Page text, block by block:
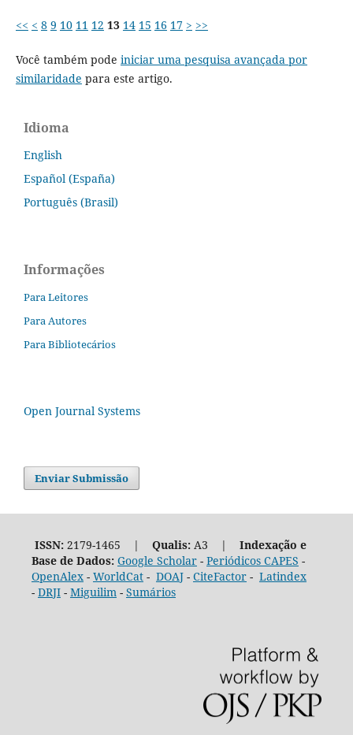
<< < 8 9 10 11 12 13 14 15 16 17 > >>
Você também pode iniciar uma pesquisa avançada por
similaridade para este artigo.
Idioma
English
Español (España)
Português (Brasil)
Informações
Para Leitores
Para Autores
Para Bibliotecários
Open Journal Systems
Enviar Submissão
ISSN:2179-1465 | Qualis:A3 | Indexação e
Base de Dados: Google Scholar- Periódicos CAPES -
OpenAlex- WorldCat- DOAJ- CiteFactor- Latindex
- DRJI- Miguilim - Sumários